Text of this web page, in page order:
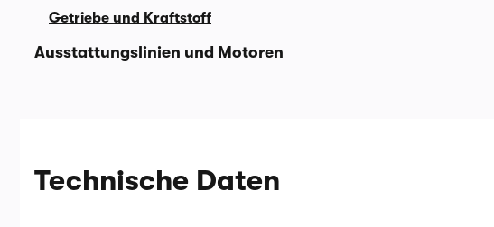
Getriebe und Kraftstoff
Ausstattungslinien und Motoren
Technische Daten